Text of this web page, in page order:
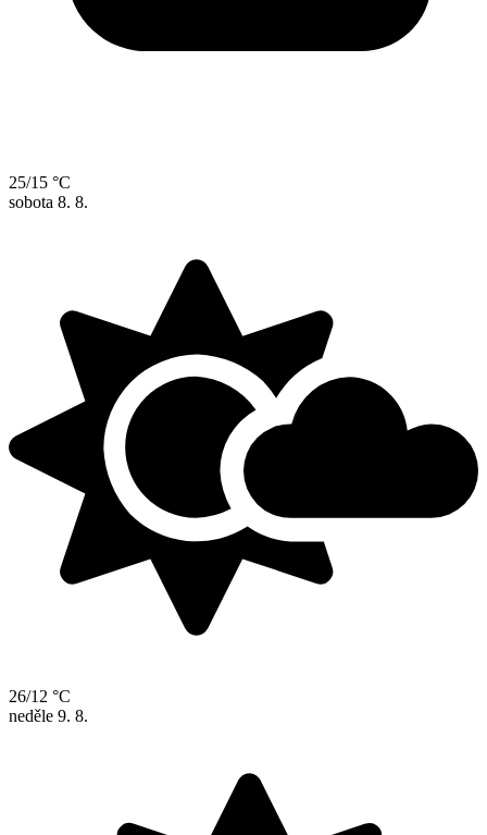
25/15 °C
sobota 8. 8.
26/12 °C
neděle 9. 8.